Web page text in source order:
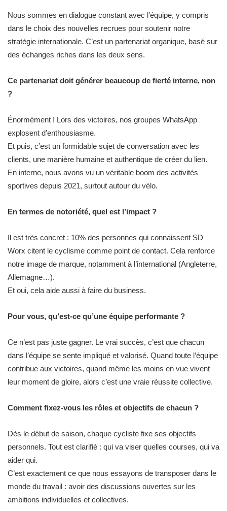
Nous sommes en dialogue constant avec l’équipe, y compris
dans le choix des nouvelles recrues pour soutenir notre
stratégie internationale. C’est un partenariat organique, basé sur
des échanges riches dans les deux sens.
Ce partenariat doit générer beaucoup de fierté interne, non
?
Énormément ! Lors des victoires, nos groupes WhatsApp
explosent d’enthousiasme.
Et puis, c’est un formidable sujet de conversation avec les
clients, une manière humaine et authentique de créer du lien.
En interne, nous avons vu un véritable boom des activités
sportives depuis 2021, surtout autour du vélo.
En termes de notoriété, quel est l’impact ?
Il est très concret : 10% des personnes qui connaissent SD
Worx citent le cyclisme comme point de contact. Cela renforce
notre image de marque, notamment à l’international (Angleterre,
Allemagne…).
Et oui, cela aide aussi à faire du business.
Pour vous, qu’est-ce qu’une équipe performante ?
Ce n’est pas juste gagner. Le vrai succès, c’est que chacun
dans l’équipe se sente impliqué et valorisé. Quand toute l’équipe
contribue aux victoires, quand même les moins en vue vivent
leur moment de gloire, alors c’est une vraie réussite collective.
Comment fixez-vous les rôles et objectifs de chacun ?
Dès le début de saison, chaque cycliste fixe ses objectifs
personnels. Tout est clarifié : qui va viser quelles courses, qui va
aider qui.
C’est exactement ce que nous essayons de transposer dans le
monde du travail : avoir des discussions ouvertes sur les
ambitions individuelles et collectives.